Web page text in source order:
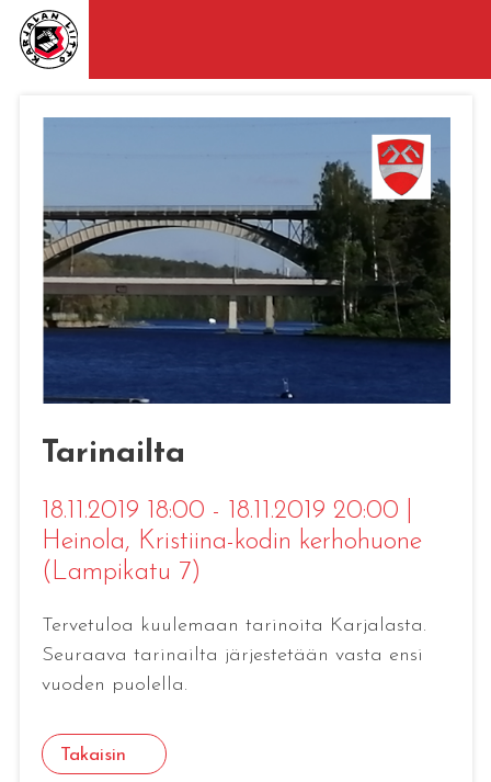
Tarinailta
18.11.2019 18:00 - 18.11.2019 20:00
Heinola, Kristiina-kodin kerhohuone
(Lampikatu 7)
Tervetuloa kuulemaan tarinoita Karjalasta.
Seuraava tarinailta järjestetään vasta ensi
vuoden puolella.
Takaisin